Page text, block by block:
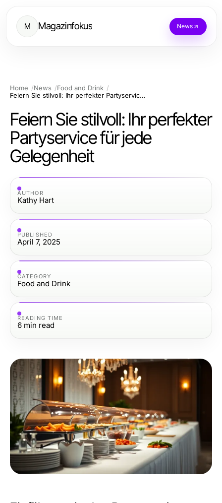
M Magazinfokus News
Home News
Food and Drink
Feiern Sie stilvoll: Ihr perfekter Partyservice für jede Gelegenheit
Feiern Sie stilvoll: Ihr perfekter
Partyservice für jede
Gelegenheit
AUTHOR
Kathy Hart
PUBLISHED
April 7, 2025
CATEGORY
Food and Drink
READING TIME
6 min read